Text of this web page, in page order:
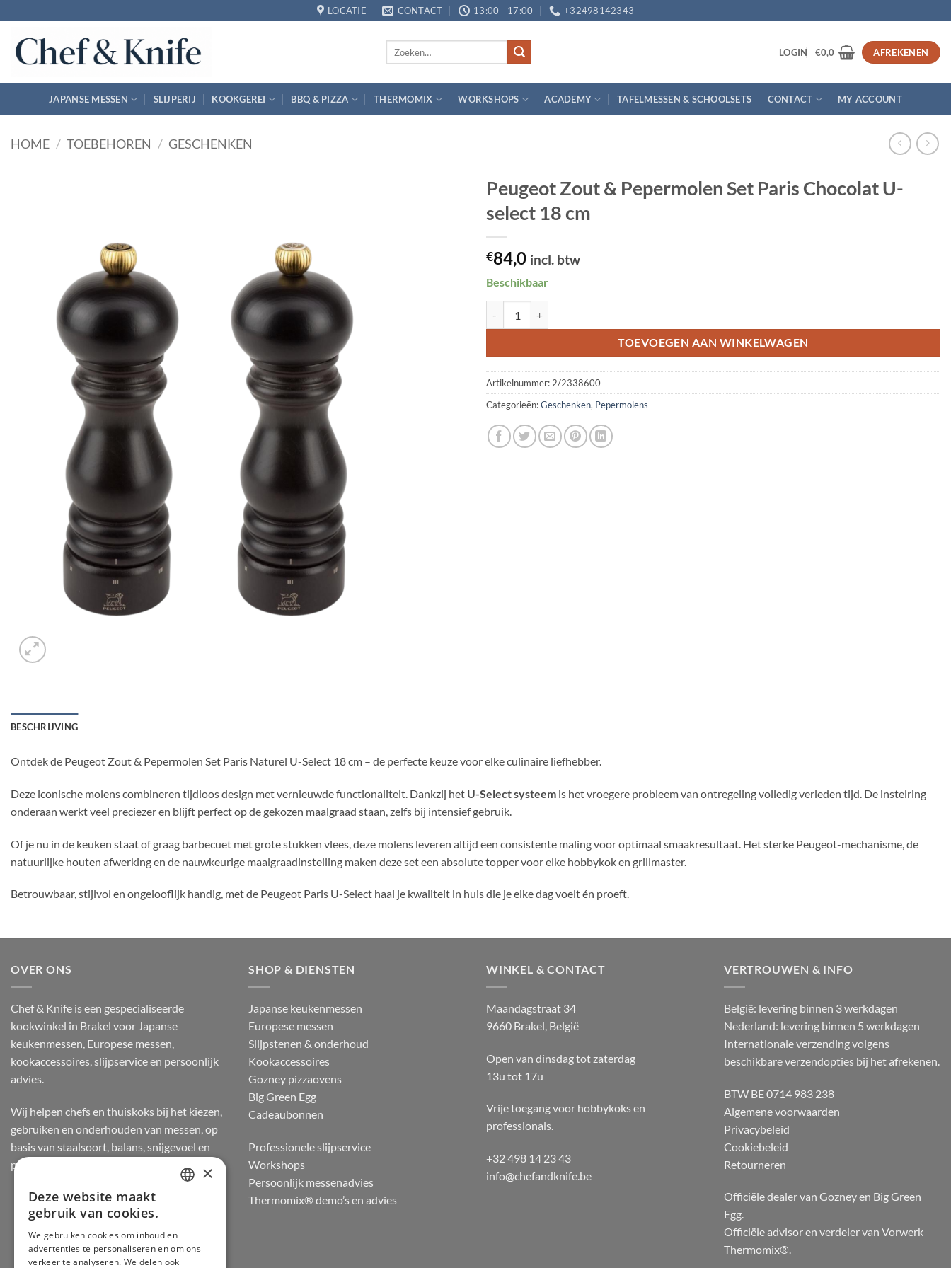
naar
inhoud
LOCATIE CONTACT 13:00 - 17:00 +32498142343
LOGIN €0,0 AFREKENEN
JAPANSE MESSEN SLIJPERIJ KOOKGEREI BBQ & PIZZA THERMOMIX WORKSHOPS ACADEMY TAFELMESSEN & SCHOOLSETS CONTACT MY ACCOUNT
HOME / TOEBEHOREN / GESCHENKEN
Peugeot Zout & Pepermolen Set Paris Chocolat U-
select 18 cm
€84,0 incl. btw
Beschikbaar
TOEVOEGEN AAN WINKELWAGEN
Artikelnummer: 2/2338600
Categorieën:Geschenken, Pepermolens
BESCHRIJVING
Ontdek de Peugeot Zout & Pepermolen Set Paris Naturel U-Select 18 cm – de perfecte keuze voor elke culinaire liefhebber.
Deze iconische molens combineren tijdloos design met vernieuwde functionaliteit. Dankzij het U-Select systeem is het vroegere probleem van ontregeling volledig verleden tijd. De instelring
onderaan werkt veel preciezer en blijft perfect op de gekozen maalgraad staan, zelfs bij intensief gebruik.
Of je nu in de keuken staat of graag barbecuet met grote stukken vlees, deze molens leveren altijd een consistente maling voor optimaal smaakresultaat. Het sterke Peugeot-mechanisme, de
natuurlijke houten afwerking en de nauwkeurige maalgraadinstelling maken deze set een absolute topper voor elke hobbykok en grillmaster.
Betrouwbaar, stijlvol en ongelooflijk handig, met de Peugeot Paris U-Select haal je kwaliteit in huis die je elke dag voelt én proeft.
OVER ONS
Chef & Knife is een gespecialiseerde
kookwinkel in Brakel voor Japanse
keukenmessen, Europese messen,
kookaccessoires, slijpservice en persoonlijk
advies.
Wij helpen chefs en thuiskoks bij het kiezen,
gebruiken en onderhouden van messen, op
basis van staalsoort, balans, snijgevoel en
praktijkervaring.
SHOP & DIENSTEN
Japanse keukenmessen
Europese messen
Slijpstenen & onderhoud
Kookaccessoires
Gozney pizzaovens
Big Green Egg
Cadeaubonnen
Professionele slijpservice
Workshops
Persoonlijk messenadvies
Thermomix® demo’s en advies
WINKEL & CONTACT
Maandagstraat 34
9660 Brakel, België
Open van dinsdag tot zaterdag
13u tot 17u
Vrije toegang voor hobbykoks en
professionals.
+32 498 14 23 43
info@chefandknife.be
VERTROUWEN & INFO
België: levering binnen 3 werkdagen
Nederland: levering binnen 5 werkdagen
Internationale verzending volgens
beschikbare verzendopties bij het afrekenen.
BTW BE 0714 983 238
Algemene voorwaarden
Privacybeleid
Cookiebeleid
Retourneren
Officiële dealer van Gozney en Big Green
Egg.
Officiële advisor en verdeler van Vorwerk
Thermomix®.
GERMAN
×
Deze website maakt
gebruik van cookies.
We gebruiken cookies om inhoud en
advertenties te personaliseren en om ons
verkeer te analyseren. We delen ook